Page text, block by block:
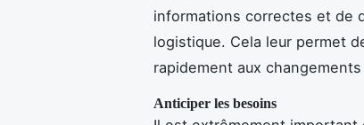
informations correctes et de
logistique. Cela leur permet
rapidement aux
Anticiper les besoins